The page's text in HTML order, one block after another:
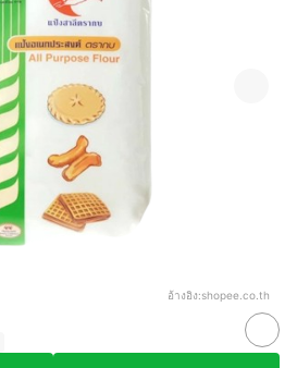
อ้างอิง:shopee.co.th